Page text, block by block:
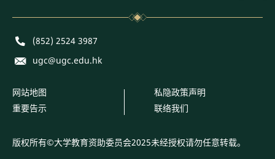
Phone(852) 2524 3987
E-mailugc@ugc.edu.hk
网站地图
重要告示
私隐政策声明
联络我们
版权所有©大学教育资助委员会2025未经授权请勿任意转载。